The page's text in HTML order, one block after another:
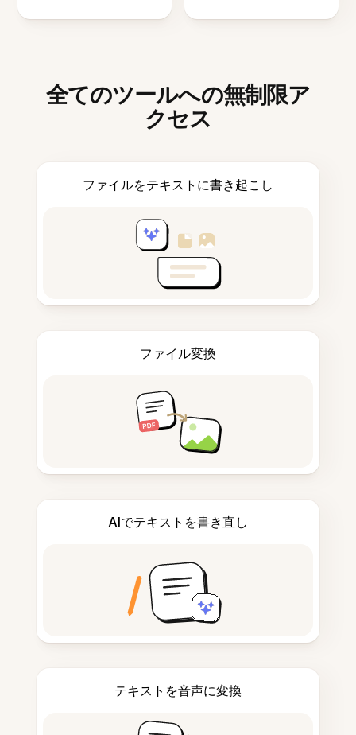
全てのツールへの無制限ア
クセス
ファイルをテキストに書き起こし
ファイル変換
AIでテキストを書き直し
テキストを音声に変換